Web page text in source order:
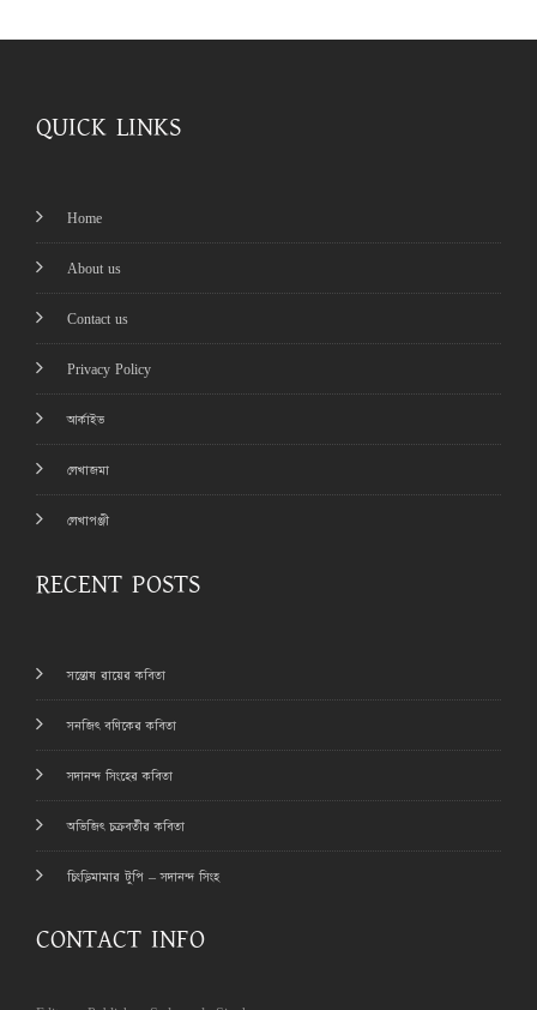
QUICK LINKS
Home
About us
Contact us
Privacy Policy
আর্কাইভ
লেখাজমা
লেখাপঞ্জী
RECENT POSTS
সন্তোষ রায়ের কবিতা
সনজিৎ বণিকের কবিতা
সদানন্দ সিংহের কবিতা
অভিজিৎ চক্রবর্তীর কবিতা
চিংড়িমামার টুপি – সদানন্দ সিংহ
CONTACT INFO